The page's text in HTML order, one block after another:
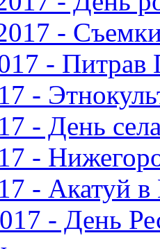
-
- Питрав
-
- День
-
- Акатуй
- День